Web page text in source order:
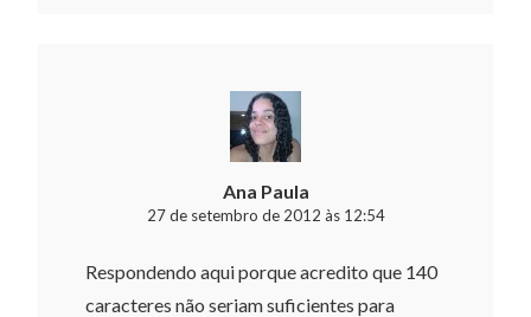
Ana Paula
27 de setembro de 2012 às 12:54
Respondendo aqui porque acredito que 140
caracteres não seriam suficientes para